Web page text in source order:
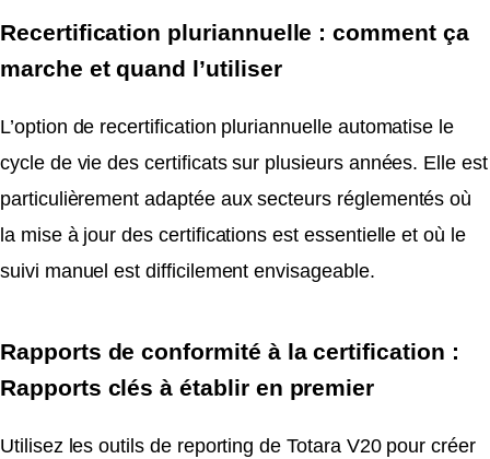
Recertification pluriannuelle : comment ça
marche et quand l’utiliser
L’option de recertification pluriannuelle automatise le
cycle de vie des certificats sur plusieurs années. Elle est
particulièrement adaptée aux secteurs réglementés où
la mise à jour des certifications est essentielle et où le
suivi manuel est difficilement envisageable.
Rapports de conformité à la certification :
Rapports clés à établir en premier
Utilisez les outils de reporting de Totara V20 pour créer